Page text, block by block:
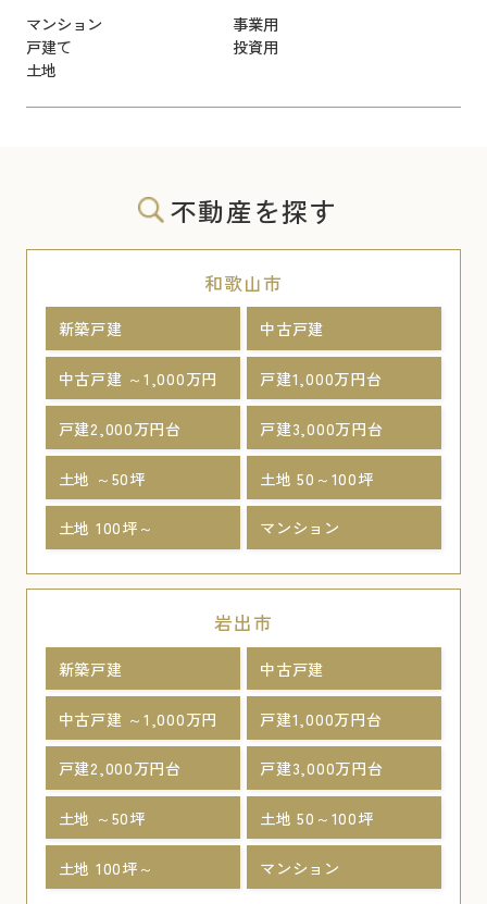
マンション
事業用
戸建て
投資用
土地
不動産を探す
和歌山市
新築戸建 中古戸建
中古戸建 ～1,000万円 戸建1,000万円台
戸建2,000万円台 戸建3,000万円台
土地 ～50坪 土地 50～100坪
土地 100坪～ マンション
岩出市
新築戸建 中古戸建
中古戸建 ～1,000万円 戸建1,000万円台
戸建2,000万円台 戸建3,000万円台
土地 ～50坪 土地 50～100坪
土地 100坪～ マンション